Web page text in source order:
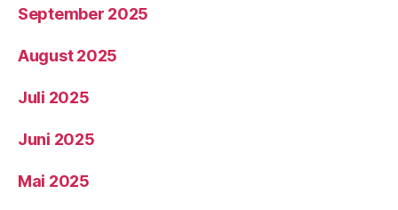
September 2025
August 2025
Juli 2025
Juni 2025
Mai 2025